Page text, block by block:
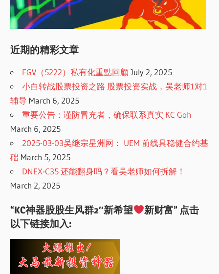
近期的精彩文章
FGV（5222）私有化重點回顧 July 2, 2025
小白转战股票投资之路 股票投资实战，吴老师1对1
辅导 March 6, 2025
重要公告：谨防冒充者，确保联系真实 KC Goh
March 6, 2025
2025-03-03吴继宗星洲网： UEM 前线具稳健合约基
础 March 5, 2025
DNEX-C35 还能翻身吗？看吴老师如何拆解！
March 2, 2025
“KC神器股股生风群2″新希望
新财富” 点击
以下链接加入: